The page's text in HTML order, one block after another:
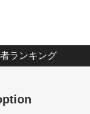
ランキング